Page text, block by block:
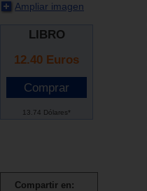
Ampliar imagen
LIBRO
12.40 Euros
13.74 Dólares*
Compartir en: